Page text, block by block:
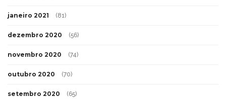
janeiro 2021 (81)
dezembro 2020 (56)
novembro 2020 (74)
outubro 2020 (70)
setembro 2020 (65)